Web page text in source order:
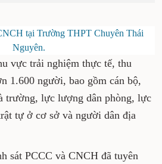
tại Trường THPT Chuyên Thái
Nguyên.
vực trải nghiệm thực tế, thu
1.600 người, bao gồm cán bộ,
trường, lực lượng dân phòng, lực
tự ở cơ sở và người dân địa
sát PCCC và CNCH đã tuyên